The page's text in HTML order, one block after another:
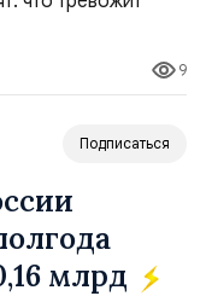
сбои в
осваивать VPN и
бье...
9
Подписаться
млрд